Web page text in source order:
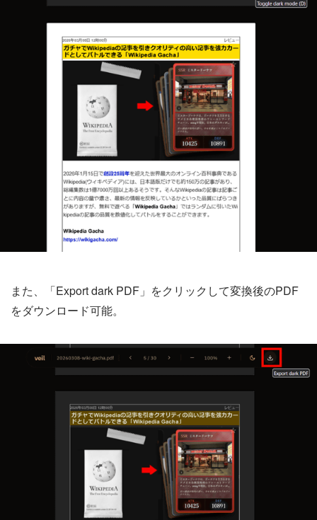
また、「Export dark PDF」をクリックして変換後のPDF
をダウンロード可能。